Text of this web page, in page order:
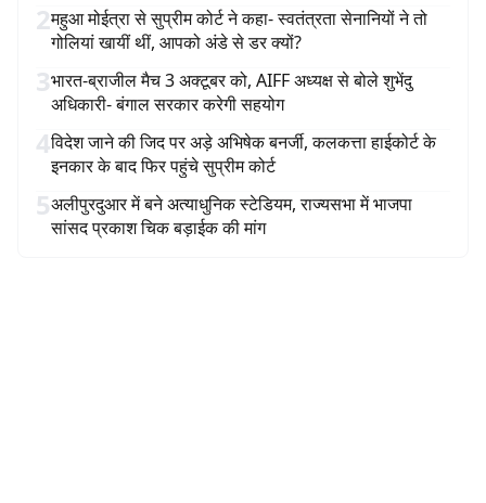
2महुआ मोईत्रा से सुप्रीम कोर्ट ने कहा- स्वतंत्रता सेनानियों ने तो
गोलियां खायीं थीं, आपको अंडे से डर क्यों?
3भारत-ब्राजील मैच 3 अक्टूबर को, AIFF अध्यक्ष से बोले शुभेंदु
अधिकारी- बंगाल सरकार करेगी सहयोग
4विदेश जाने की जिद पर अड़े अभिषेक बनर्जी, कलकत्ता हाईकोर्ट के
इनकार के बाद फिर पहुंचे सुप्रीम कोर्ट
5अलीपुरदुआर में बने अत्याधुनिक स्टेडियम, राज्यसभा में भाजपा
सांसद प्रकाश चिक बड़ाईक की मांग